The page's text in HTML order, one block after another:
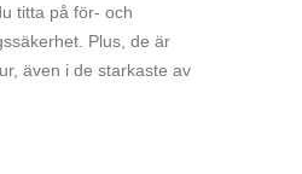
titta på för- och
Plus, de är
även i de starkaste av